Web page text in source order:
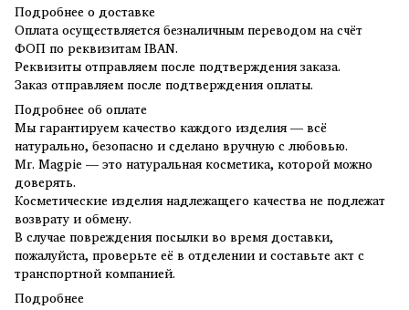
Подробнее о доставке
Оплата осуществляется безналичным переводом на счёт
ФОП по реквизитам IBAN.
Реквизиты отправляем после подтверждения заказа.
Заказ отправляем после подтверждения оплаты.
Подробнее об оплате
Мы гарантируем качество каждого изделия — всё
натурально, безопасно и сделано вручную с любовью.
Mr. Magpie — это натуральная косметика, которой можно
доверять.
Косметические изделия надлежащего качества не подлежат
возврату и обмену.
В случае повреждения посылки во время доставки,
пожалуйста, проверьте её в отделении и составьте акт с
транспортной компанией.
Подробнее